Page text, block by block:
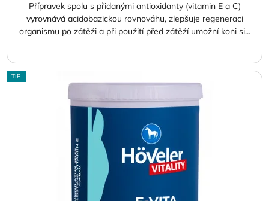
Přípravek spolu s přidanými antioxidanty (vitamin E a C)
vyrovnává acidobazickou rovnováhu, zlepšuje regeneraci
organismu po zátěži a při použití před zátěží umožní koni si...
TIP